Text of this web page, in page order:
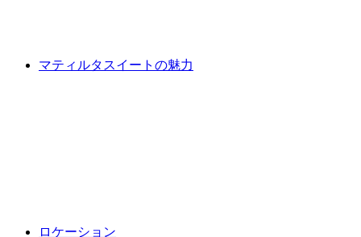
マティルタスイートの魅力
ロケーション